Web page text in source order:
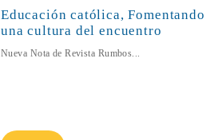
Educación católica, Fomentando
una cultura del encuentro
Nueva Nota de Revista Rumbos...